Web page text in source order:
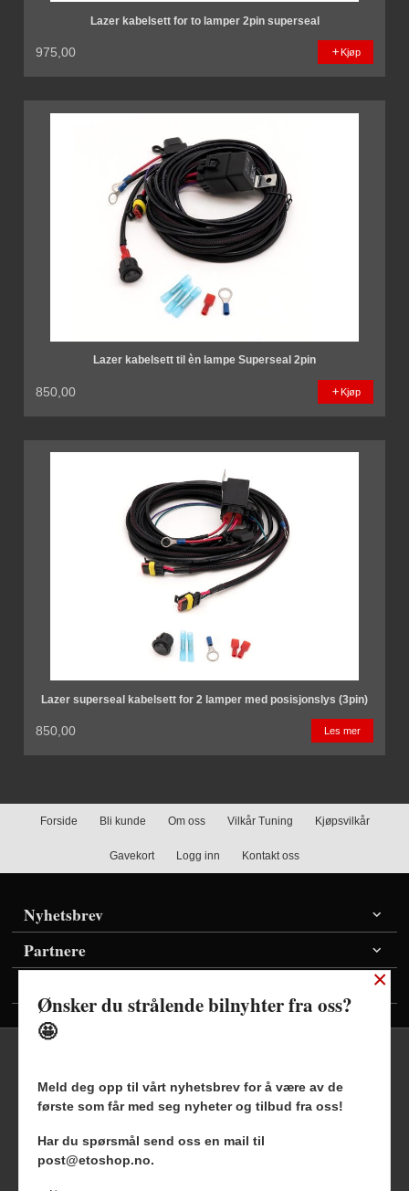
Lazer kabelsett for to lamper 2pin superseal
975,00 Kjøp
Lazer kabelsett til èn lampe Superseal 2pin
850,00 Kjøp
Lazer superseal kabelsett for 2 lamper med posisjonslys (3pin)
850,00 Les mer
Forside Bli kunde Om oss Vilkår Tuning Kjøpsvilkår
Gavekort Logg inn Kontakt oss
Nyhetsbrev
Partnere
Frakt Kjøpsbetingelser Sikkerhet og personvern
Nyhetsbrev Blogg
×
Ønsker du strålende bilnyhter fra oss?
🤩
Meld deg opp til vårt nyhetsbrev for å være av de
første som får med seg nyheter og tilbud fra oss!
Har du spørsmål send oss en mail til
post@etoshop.no.